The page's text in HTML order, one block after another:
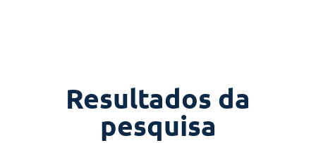
Resultados da
pesquisa